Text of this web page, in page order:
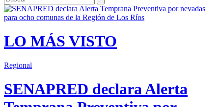
LO MÁS VISTO
Regional
SENAPRED declara Alerta